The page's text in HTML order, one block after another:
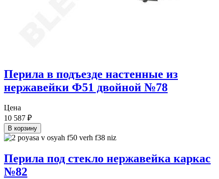
Перила в подъезде настенные из
нержавейки Ф51 двойной №78
Цена
10 587 ₽
В корзину
Перила под стекло нержавейка каркас
№82